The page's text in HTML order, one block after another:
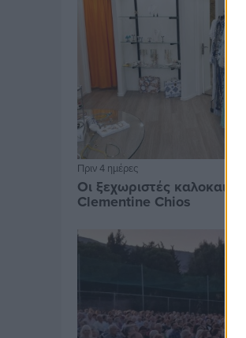
Πριν 4 ημέρες
Οι ξεχωριστές
Clementine Chios